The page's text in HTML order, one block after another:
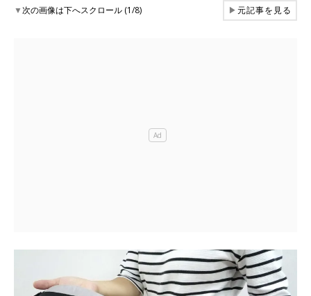
▼次の画像は下へスクロール (1/8) ▶元記事を見る